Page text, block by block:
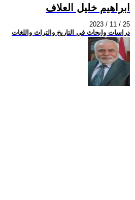
ابراهيم خليل العلاف
2023 / 11 / 25
دراسات وابحاث في التاريخ والتراث واللغات